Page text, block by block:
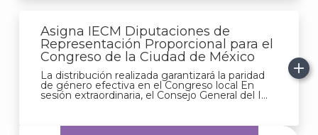
Asigna IECM Diputaciones de
Representación Proporcional para el
Congreso de la Ciudad de México
La distribución realizada garantizará la paridad
de género efectiva en el Congreso local En
sesión extraordinaria, el Consejo General del I...